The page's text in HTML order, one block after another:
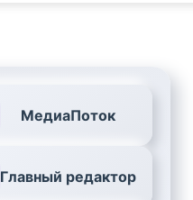
МедиаПоток
Главный редактор